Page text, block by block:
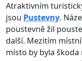
Atraktivním
jsou Pustevny.
poustevně žil
další. Mezitím
místo by byla